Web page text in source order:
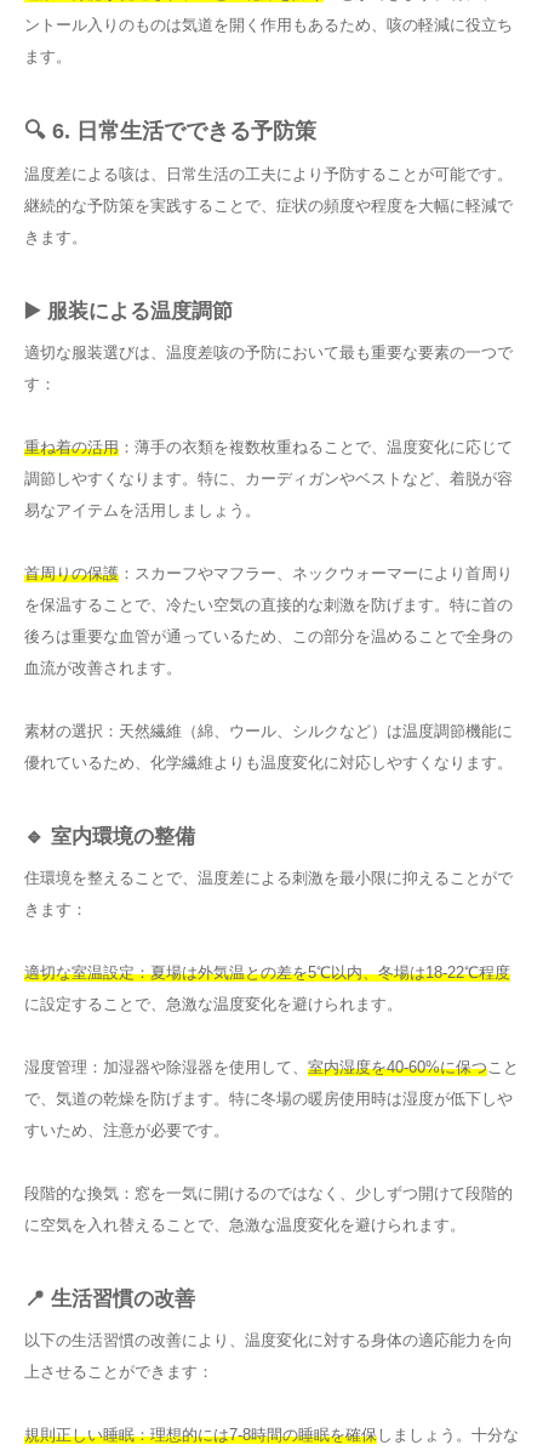
ントール入りのものは気道を開く作用もあるため、咳の軽減に役立ち
ます。
🔍 6. 日常生活でできる予防策
温度差による咳は、日常生活の工夫により予防することが可能です。
継続的な予防策を実践することで、症状の頻度や程度を大幅に軽減で
きます。
▶️ 服装による温度調節
適切な服装選びは、温度差咳の予防において最も重要な要素の一つで
す：
重ね着の活用 ：薄手の衣類を複数枚重ねることで、温度変化に応じて
調節しやすくなります。特に、カーディガンやベストなど、着脱が容
易なアイテムを活用しましょう。
首周りの保護 ：スカーフやマフラー、ネックウォーマーにより首周り
を保温することで、冷たい空気の直接的な刺激を防げます。特に首の
後ろは重要な血管が通っているため、この部分を温めることで全身の
血流が改善されます。
素材の選択：天然繊維（綿、ウール、シルクなど）は温度調節機能に
優れているため、化学繊維よりも温度変化に対応しやすくなります。
🔹 室内環境の整備
住環境を整えることで、温度差による刺激を最小限に抑えることがで
きます：
適切な室温設定：夏場は外気温との差を5℃以内、冬場は18-22℃程度
に設定することで、急激な温度変化を避けられます。
湿度管理：加湿器や除湿器を使用して、 室内湿度を40-60%に保つこと
で、気道の乾燥を防げます。特に冬場の暖房使用時は湿度が低下しや
すいため、注意が必要です。
段階的な換気：窓を一気に開けるのではなく、少しずつ開けて段階的
に空気を入れ替えることで、急激な温度変化を避けられます。
📍 生活習慣の改善
以下の生活習慣の改善により、温度変化に対する身体の適応能力を向
上させることができます：
規則正しい睡眠：理想的には7-8時間の睡眠を確保 しましょう。十分な